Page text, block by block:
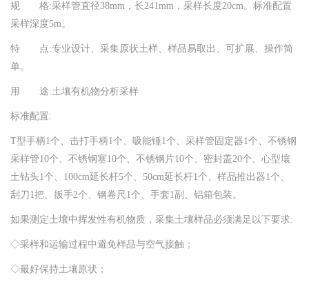
规 格:采样管直径38mm，长241mm，采样长度20cm。标准配置
采样深度5m。
特 点:专业设计、采集原状土样、样品易取出、可扩展、操作简
单。
用 途:土壤有机物分析采样
标准配置:
T型手柄1个、击打手柄1个、吸能锤1个、采样管固定器1个、不锈钢
采样管10个、不锈钢塞10个、不锈钢片10个、密封盖20个、心型壤
土钻头1个、100cm延长杆5个、50cm延长杆1个、样品推出器1个、
刮刀1把、扳手2个、钢卷尺1个、手套1副、铝箱包装。
如果测定土壤中挥发性有机物质，采集土壤样品必须满足以下要求:
◇采样和运输过程中避免样品与空气接触；
◇最好保持土壤原状；